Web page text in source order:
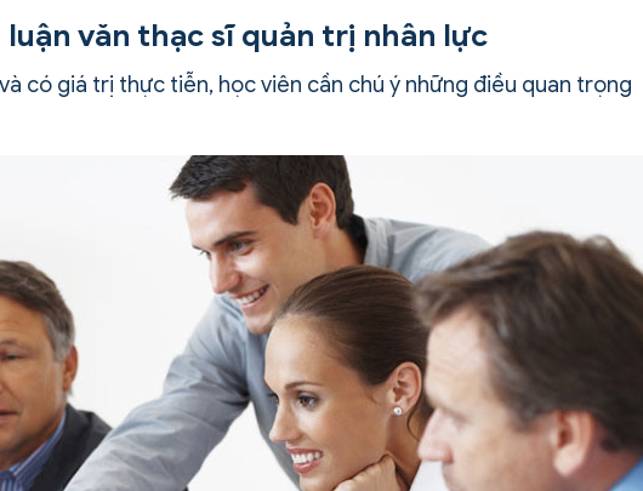
luận văn thạc sĩ quản trị nhân lực
có giá trị thực tiễn, học viên cần chú ý những điều quan trọng